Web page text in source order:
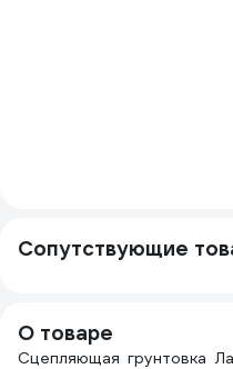
Сопутствующие
О товаре
Сцепляющая грунтовка